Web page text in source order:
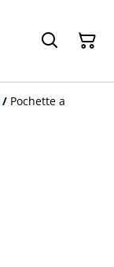
/ Pochette a